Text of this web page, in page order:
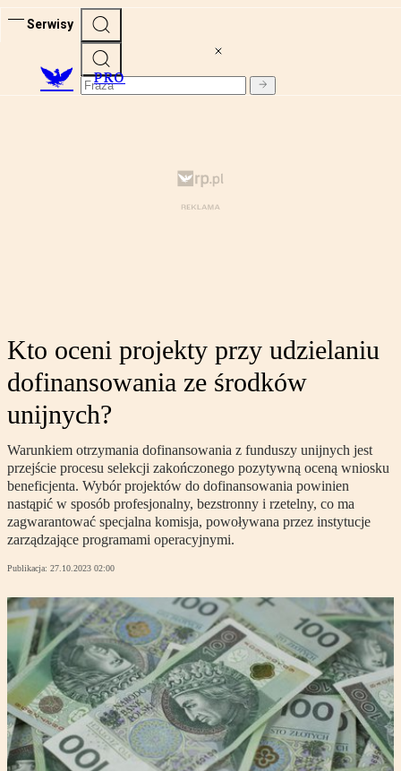
Serwisy
PRO
Kto oceni projekty przy udzielaniu
dofinansowania ze środków
unijnych?
Warunkiem otrzymania dofinansowania z funduszy unijnych jest
przejście procesu selekcji zakończonego pozytywną oceną wniosku
beneficjenta. Wybór projektów do dofinansowania powinien
nastąpić w sposób profesjonalny, bezstronny i rzetelny, co ma
zagwarantować specjalna komisja, powoływana przez instytucje
zarządzające programami operacyjnymi.
Publikacja: 27.10.2023 02:00